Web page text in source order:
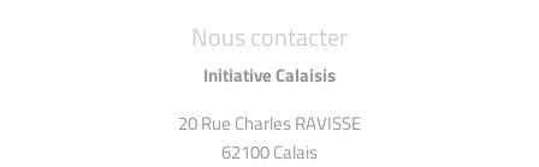
Nous contacter
Initiative Calaisis
20 Rue Charles RAVISSE
62100 Calais